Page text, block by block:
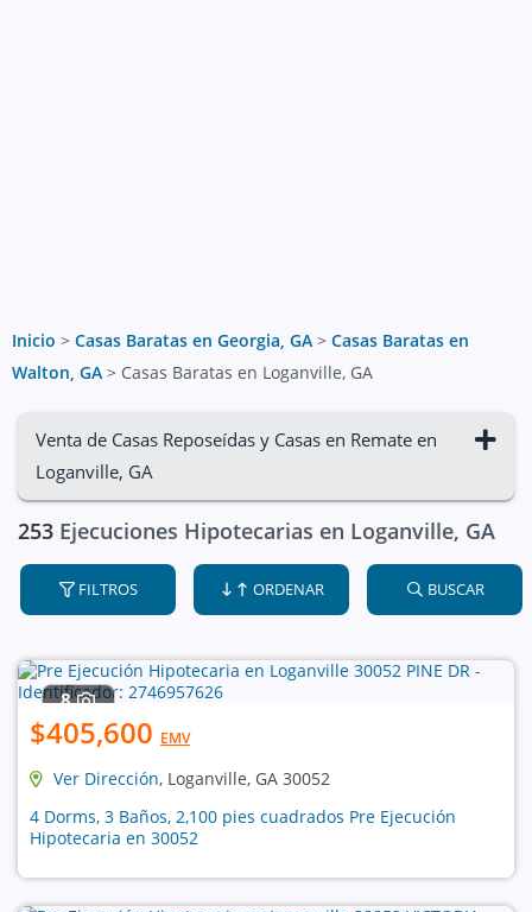
Inicio > Casas Baratas en Georgia, GA > Casas Baratas en
Walton, GA > Casas Baratas en Loganville, GA
Venta de Casas Reposeídas y Casas en Remate en
Loganville, GA
253 Ejecuciones Hipotecarias en Loganville, GA
FILTROS ORDENAR BUSCAR
8
$405,600 EMV
Ver Dirección, Loganville, GA 30052
4 Dorms, 3 Baños, 2,100 pies cuadrados Pre Ejecución
Hipotecaria en 30052